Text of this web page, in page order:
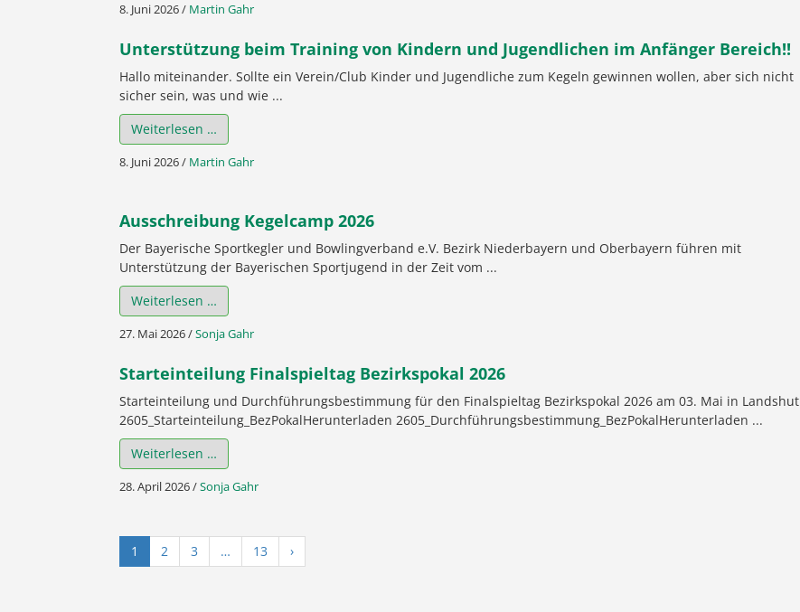
8. Juni 2026/ Martin Gahr
Unterstützung beim Training von Kindern und Jugendlichen im Anfänger Bereich!!
Hallo miteinander. Sollte ein Verein/Club Kinder und Jugendliche zum Kegeln gewinnen wollen, aber sich nicht
sicher sein, was und wie ...
Weiterlesen …
8. Juni 2026/ Martin Gahr
Ausschreibung Kegelcamp 2026
Der Bayerische Sportkegler und Bowlingverband e.V. Bezirk Niederbayern und Oberbayern führen mit
Unterstützung der Bayerischen Sportjugend in der Zeit vom ...
Weiterlesen …
27. Mai 2026/Sonja Gahr
Starteinteilung Finalspieltag Bezirkspokal 2026
Starteinteilung und Durchführungsbestimmung für den Finalspieltag Bezirkspokal 2026 am 03. Mai in Landshut
2605_Starteinteilung_BezPokalHerunterladen 2605_Durchführungsbestimmung_BezPokalHerunterladen ...
Weiterlesen …
28. April 2026/Sonja Gahr
1 2 3 … 13 ›